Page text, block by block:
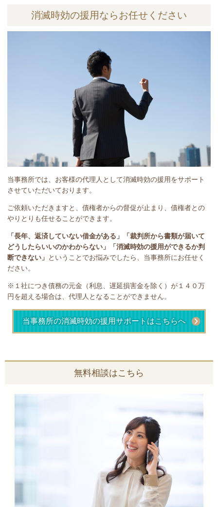
消滅時効の援用ならお任せください
当事務所では、お客様の代理人として消滅時効の援用をサポート
させていただいております。
ご依頼いただきますと、債権者からの督促が止まり、債権者との
やりとりも任せることができます。
「長年、返済していない借金がある」
「裁判所から書類が届いて
どうしたらいいのかわからない」「消滅時効の援用ができるか判
断できない」 ということでお悩みでしたら、当事務所にお任せく
ださい。
※１社につき債務の元金（利息、遅延損害金を除く）が１４０万
円を超える場合は、代理人となることができません。
当事務所の消滅時効の援用サポートはこちらへ
無料相談はこちら